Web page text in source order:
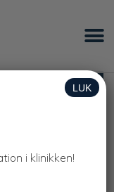
i klinikken!
LUK